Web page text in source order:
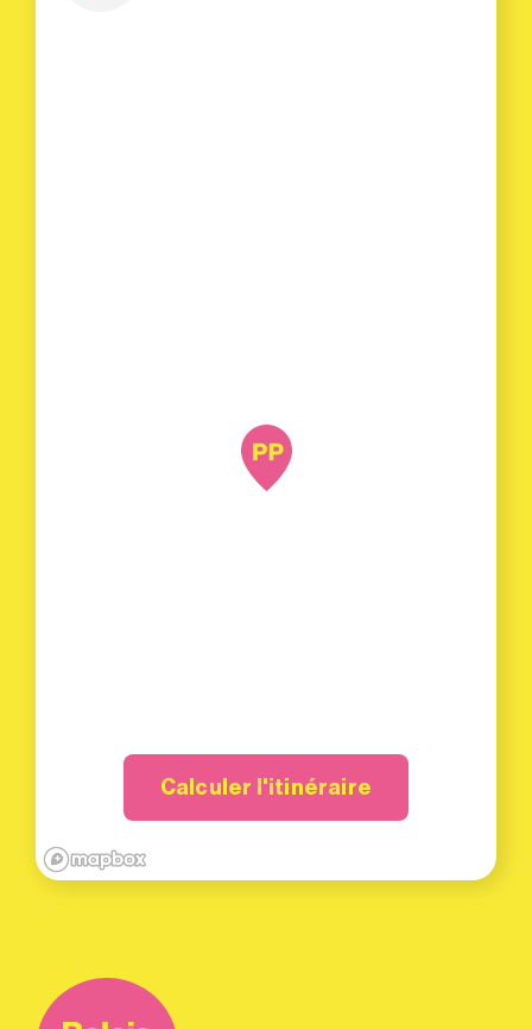
Calculer l'itinéraire